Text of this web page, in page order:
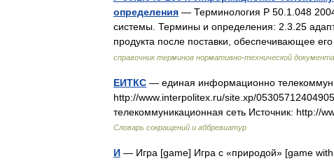
определения — Терминология Р 50.1.048
системы. Термины и определения: 2.3.25
продукта после поставки, обеспечивающее
справочник терминов нормативно-технической
ЕИТКС — единая информационно
http://www.interpolitex.ru/site.xp/
телекоммуникационная сеть Источник:
Словарь сокращений и аббревиатур
И — Игра [game] Игра с «природой» [game